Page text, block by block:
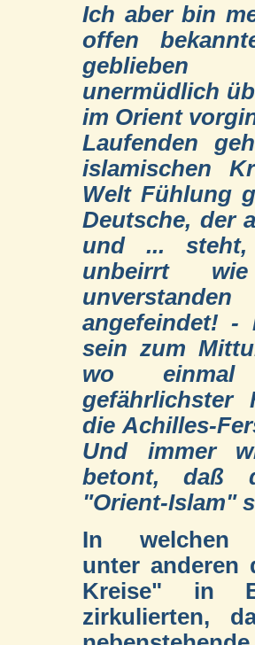
Ich aber bin
offen
unermüdlich
im Orient
Laufenden
islamischen
Welt Fühlung
Deutsche, der
und ...
unbeirrt
angefeindet! -
sein zum
wo einmal
gefährlichster
die Achilles-
Und immer
betont, daß
"Orient-Islam"
In welchen
unter anderen
Kreise" in
zirkulierten,